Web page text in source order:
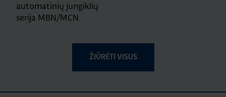
automatinių jungiklių
serija MBN/MCN
ŽIŪRĖTI VISUS